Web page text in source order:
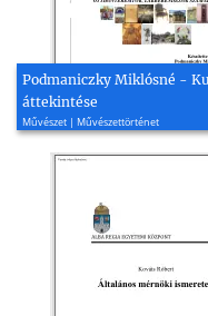
Podmaniczky Miklósné -
áttekintése
Művészet | Művészettörténet